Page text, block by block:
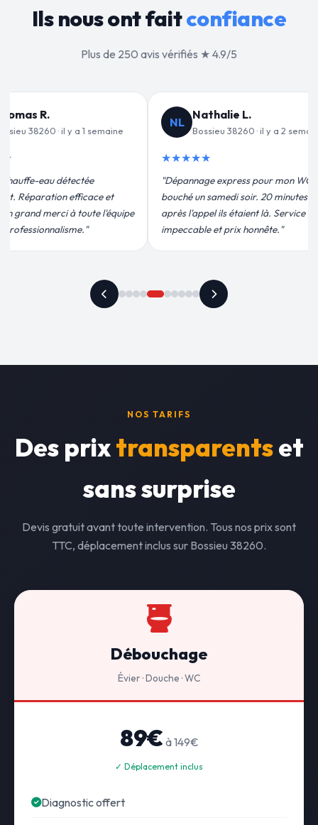
Ils nous ont faitconfiance
Plus de 250 avis vérifiés ★ 4.9/5
L.
38260 · il y a 2 semaines
pour mon WC
soir. 20 minutes
étaient là. Service
prix honnête."
JF
Jean-François C.
Bossieu 38260 · il y a 3 semaines
★★★★★
"Remplacement de mon chauffe-eau en
moins de 2h. Équipe très pro, devis
conforme, chantier propre. Je
recommande vivement."
NOS TARIFS
Des prixtransparentset
sans surprise
Devis gratuit avant toute intervention. Tous nos prix sont
TTC, déplacement inclus sur Bossieu 38260.
Débouchage
Évier · Douche · WC
89€ à 149€
✓ Déplacement inclus
Diagnostic offert